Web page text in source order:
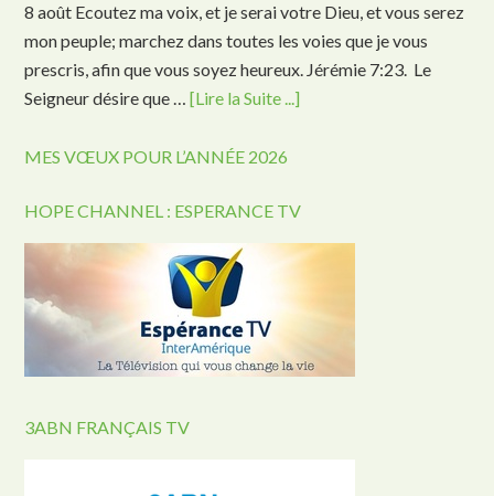
8 août Ecoutez ma voix, et je serai votre Dieu, et vous serez
mon peuple; marchez dans toutes les voies que je vous
prescris, afin que vous soyez heureux. Jérémie 7:23. Le
Seigneur désire que …[Lire la Suite ...]
MES VŒUX POUR L’ANNÉE 2026
HOPE CHANNEL : ESPERANCE TV
3ABN FRANÇAIS TV